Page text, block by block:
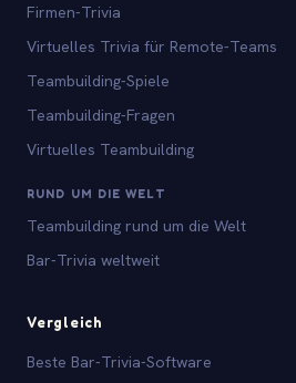
Firmen-Trivia
Virtuelles Trivia für Remote-Teams
Teambuilding-Spiele
Teambuilding-Fragen
Virtuelles Teambuilding
RUND UM DIE WELT
Teambuilding rund um die Welt
Bar-Trivia weltweit
Vergleich
Beste Bar-Trivia-Software